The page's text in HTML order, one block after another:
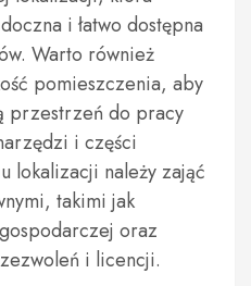
i łatwo dostępna
Warto również
pomieszczenia, aby
przestrzeń do pracy
i części
lokalizacji należy zająć
takimi jak
oraz
i licencji.